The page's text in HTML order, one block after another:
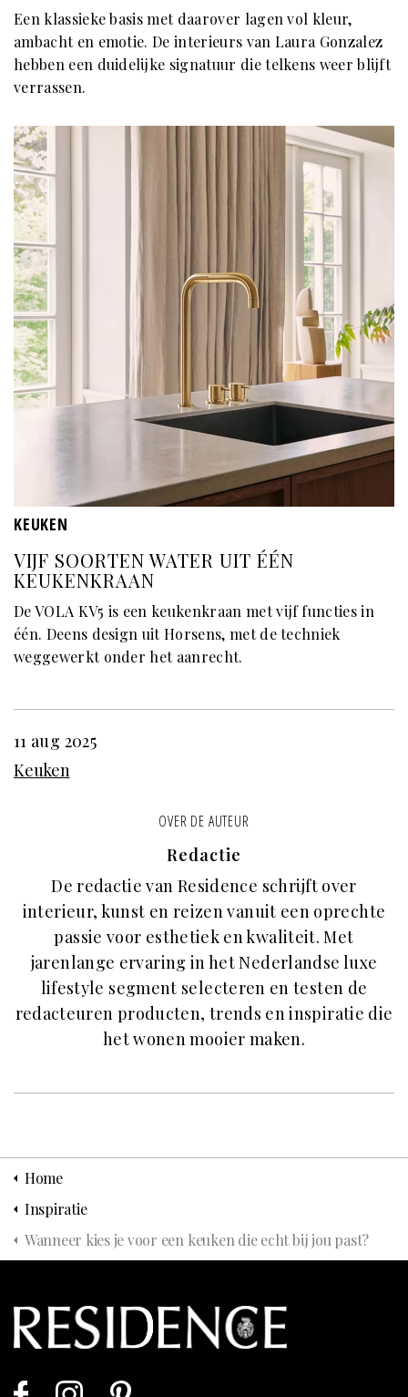
Een klassieke basis met daarover lagen vol kleur,
ambacht en emotie. De interieurs van Laura Gonzalez
hebben een duidelijke signatuur die telkens weer blijft
verrassen.
KEUKEN
VIJF SOORTEN WATER UIT ÉÉN
KEUKENKRAAN
De VOLA KV5 is een keukenkraan met vijf functies in
één. Deens design uit Horsens, met de techniek
weggewerkt onder het aanrecht.
11 aug 2025
Keuken
OVER DE AUTEUR
Redactie
De redactie van Residence schrijft over
interieur, kunst en reizen vanuit een oprechte
passie voor esthetiek en kwaliteit. Met
jarenlange ervaring in het Nederlandse luxe
lifestyle segment selecteren en testen de
redacteuren producten, trends en inspiratie die
het wonen mooier maken.
Home
Inspiratie
Wanneer kies je voor een keuken die echt bij jou past?